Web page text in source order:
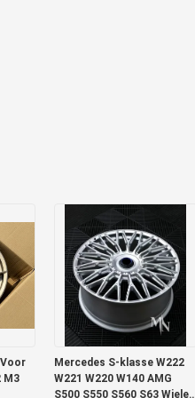
Voor
M3
Mercedes S-klasse W222
W221 W220 W140 AMG
S500 S550 S560 S63 Wielen